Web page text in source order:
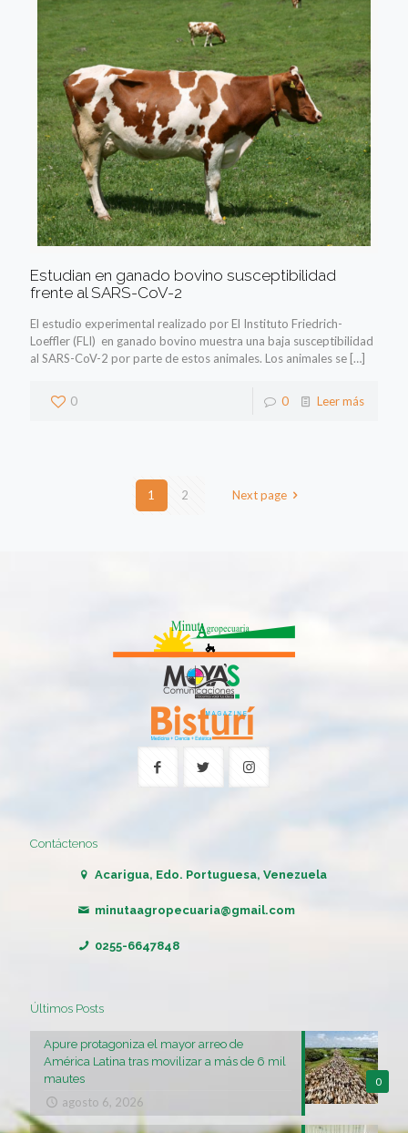
Estudian en ganado bovino susceptibilidad
frente al SARS-CoV-2
El estudio experimental realizado por El Instituto Friedrich-
Loeffler (FLI) en ganado bovino muestra una baja susceptibilidad
al SARS-CoV-2 por parte de estos animales. Los animales se […]
0 0 Leer más
1 2 Next page
Contáctenos
Acarigua, Edo. Portuguesa, Venezuela
minutaagropecuaria@gmail.com
0255-6647848
Últimos Posts
0
Apure protagoniza el mayor arreo de
América Latina tras movilizar a más de 6 mil
mautes
agosto 6, 2026